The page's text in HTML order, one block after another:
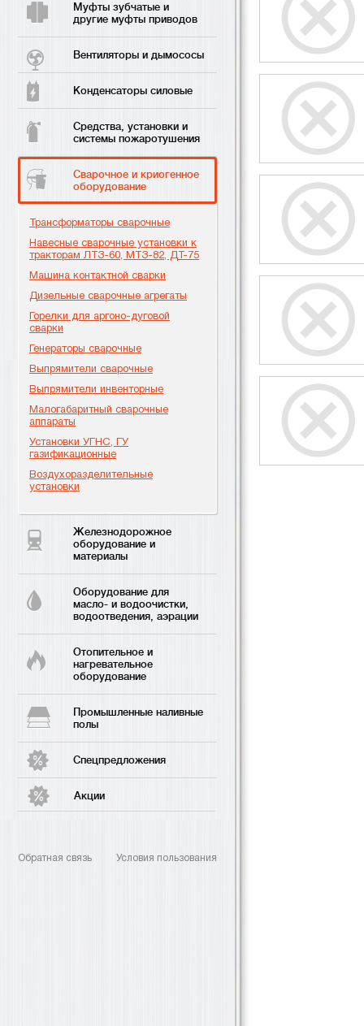
Муфты зубчатые и
другие муфты приводов
Вентиляторы и дымососы
Конденсаторы силовые
Средства, установки и
системы пожаротушения
Сварочное и криогенное
оборудование
Трансформаторы сварочные
Навесные сварочные установки к
тракторам ЛТЗ-60, МТЗ-82, ДТ-75
Машина контактной сварки
Дизельные сварочные агрегаты
Горелки для аргоно-дуговой
сварки
Генераторы сварочные
Выпрямители сварочные
Выпрямители инвенторные
Малогабаритный сварочные
аппараты
Установки УГНС, ГУ
газификационные
Воздухоразделительные
установки
Железнодорожное
оборудование и
материалы
Оборудование для
масло- и водоочистки,
водоотведения, аэрации
Отопительное и
нагревательное
оборудование
Промышленные наливные
полы
Спецпредложения
Акции
Обратная связь Условия пользования